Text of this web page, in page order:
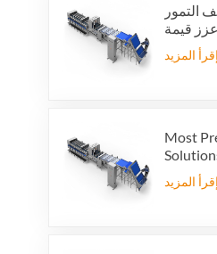
التمور
قيمة
التصدير
Most
Quality
Grader